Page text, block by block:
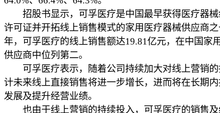
招股书显示，可孚医疗是中国最早获得医疗器械
许可证并开拓线上销售模式的家用医疗器械供应商
年，可孚医疗的线上销售额达19.81亿元，在中国家
供应商中位列第二。
可孚医疗表示，随着公司持续加大对线上营销的
计未来线上直接销售将进一步增长，进而将在长期
发展及提升经营业绩。
也由于线上营销的持续投入，可孚医疗的销售及